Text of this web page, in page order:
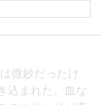
微妙だったけ
込まれた。血な